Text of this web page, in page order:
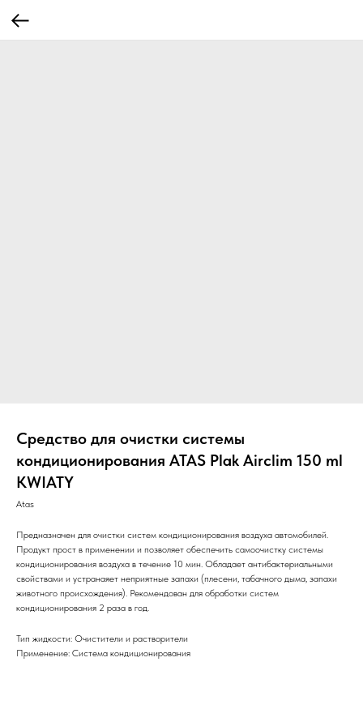
Средство для очистки системы
кондиционирования ATAS Plak Airclim 150 ml
KWIATY
Atas
Предназначен для очистки систем кондиционирования воздуха автомобилей.
Продукт прост в применении и позволяет обеспечить самоочистку системы
кондиционирования воздуха в течение 10 мин. Обладает антибактериальными
свойствами и устранаяет неприятные запахи (плесени, табачного дыма, запахи
животного происхождения). Рекомендован для обработки систем
кондиционирования 2 раза в год.
Тип жидкости: Очистители и растворители
Применение: Система кондиционирования